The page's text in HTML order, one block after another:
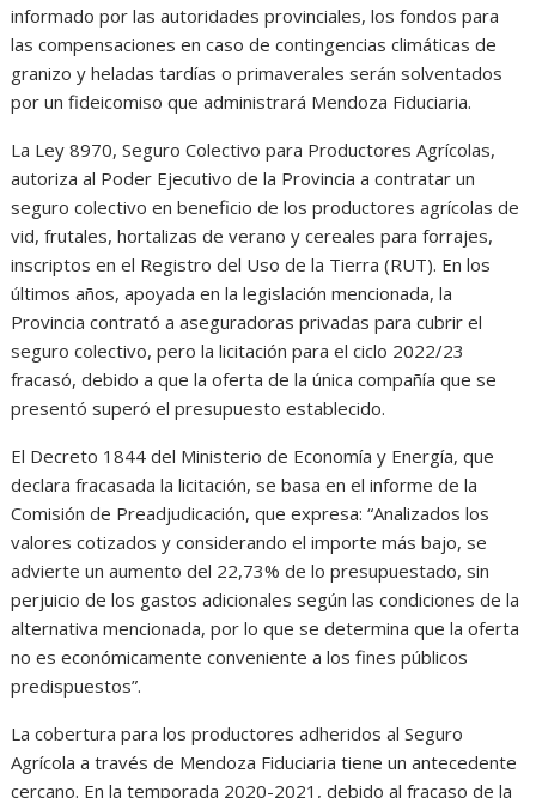
informado por las autoridades provinciales, los fondos para
las compensaciones en caso de contingencias climáticas de
granizo y heladas tardías o primaverales serán solventados
por un fideicomiso que administrará Mendoza Fiduciaria.
La Ley 8970, Seguro Colectivo para Productores Agrícolas,
autoriza al Poder Ejecutivo de la Provincia a contratar un
seguro colectivo en beneficio de los productores agrícolas de
vid, frutales, hortalizas de verano y cereales para forrajes,
inscriptos en el Registro del Uso de la Tierra (RUT). En los
últimos años, apoyada en la legislación mencionada, la
Provincia contrató a aseguradoras privadas para cubrir el
seguro colectivo, pero la licitación para el ciclo 2022/23
fracasó, debido a que la oferta de la única compañía que se
presentó superó el presupuesto establecido.
El Decreto 1844 del Ministerio de Economía y Energía, que
declara fracasada la licitación, se basa en el informe de la
Comisión de Preadjudicación, que expresa: “Analizados los
valores cotizados y considerando el importe más bajo, se
advierte un aumento del 22,73% de lo presupuestado, sin
perjuicio de los gastos adicionales según las condiciones de la
alternativa mencionada, por lo que se determina que la oferta
no es económicamente conveniente a los fines públicos
predispuestos”.
La cobertura para los productores adheridos al Seguro
Agrícola a través de Mendoza Fiduciaria tiene un antecedente
cercano. En la temporada 2020-2021, debido al fracaso de la